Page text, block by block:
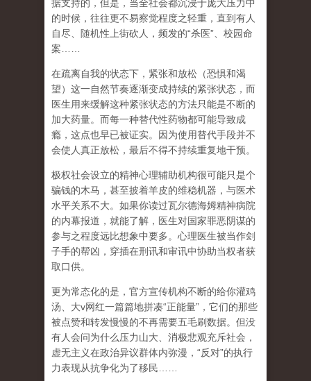
据支持的，但是，当全社会都沉浸于庞大压力中
的时候，往往更不易察觉程度之轻重，直到有人
自尽、随机性上街砍人，频发的“杀医” 、校园命
案
在疏离自我的状态下，紧张和放松（恐惧和渴
望）这一自然节奏逐渐变成持续的紧张状态，而
医生用来缓解这种紧张状态的方法只能是不断的
加大药量。而每一种替代性药物都可能导致成
瘾，这点也早已被证实。因为使用替代手段并不
会使人真正放松，最后不得不持续重复地干预。
极权社会设立的精神心理辅助机构很可能只是个
骗钱的木马，甚至披着羊皮的维稳机器，与医术
水平关系不大。如果你读过瓦尔德海姆精神病院
的内幕报道，就能了解，医生对国家罪恶阴谋的
参与之程度远比想象中要多。心理医生被当作刽
子手的帮凶，穿插在刑讯和审讯中协助当权者获
取口供。
更为常态化的是，官方宣传机构不断的给你灌鸡
汤、大v网红一篇篇地拼凑“正能量” ，它们的那些
被点赞和转发慢慢的不再需要五毛刷数据。但没
有人会问为什么压力山大、消极悲观充斥社会，
虚无主义在政治异议群体内弥漫， “反对”的执行
力表现从抗争化为了移民